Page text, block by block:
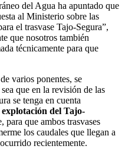
del Agua ha apuntado que
al Ministerio sobre las
el trasvase Tajo-Segura”,
que nosotros también
técnicamente para que
varios ponentes, se
que en la revisión de las
se tenga en cuenta
del Tajo-
para que ambos trasvases
los caudales que llegan a
recientemente.